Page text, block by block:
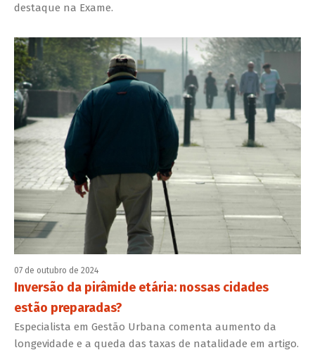
destaque na Exame.
07 de outubro de 2024
Inversão da pirâmide etária: nossas cidades
estão preparadas?
Especialista em Gestão Urbana comenta aumento da
longevidade e a queda das taxas de natalidade em artigo.